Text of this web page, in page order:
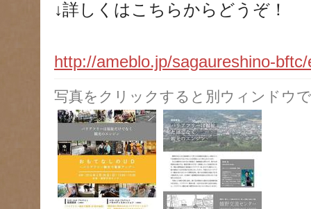
↓詳しくはこちらからどうぞ！
http://ameblo.jp/sagaureshino-
写真をクリックすると別ウィンドウ